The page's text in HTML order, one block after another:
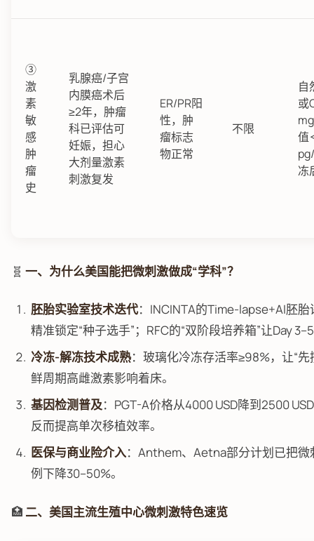
③
激
素
敏
感
肿
瘤
史
乳腺癌/子宫
内膜癌术后
≥2年，肿瘤
科已评估可
妊娠，担心
大剂量激素
刺激复发
ER/PR阳
性，肿
瘤标志
物正常
不限
自
或
值
冻
🧬 一、为什么美国能把微刺激做成“学科”？
胚胎实验室技术迭代：INCINTA的Time-lapse+AI胚
精准锁定“种子选手”；RFC的“双阶段培养箱”让Day
冷冻-解冻技术成熟：玻璃化冷冻存活率≥98%，让“
鲜周期高雌激素影响着床。
基因检测普及：PGT-A价格从4000 USD降到2500
反而提高单次移植效率。
医保与商业险介入：Anthem、Aetna部分计划已把
例下降30–50%。
🏥 二、美国主流生殖中心微刺激特色速览